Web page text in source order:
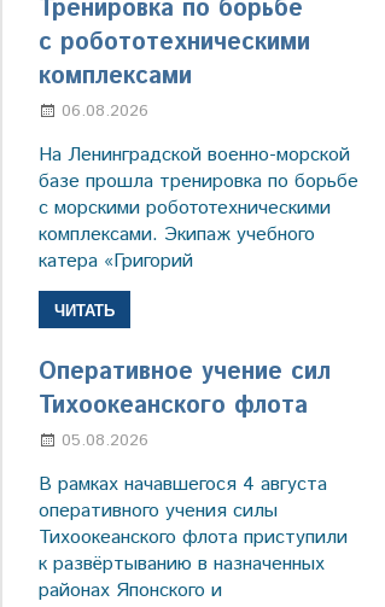
Тренировка по борьбе
с робототехническими
комплексами
06.08.2026
На Ленинградской военно-морской
базе прошла тренировка по борьбе
с морскими робототехническими
комплексами. Экипаж учебного
катера «Григорий
ЧИТАТЬ
Оперативное учение сил
Тихоокеанского флота
05.08.2026
В рамках начавшегося 4 августа
оперативного учения силы
Тихоокеанского флота приступили
к развёртыванию в назначенных
районах Японского и